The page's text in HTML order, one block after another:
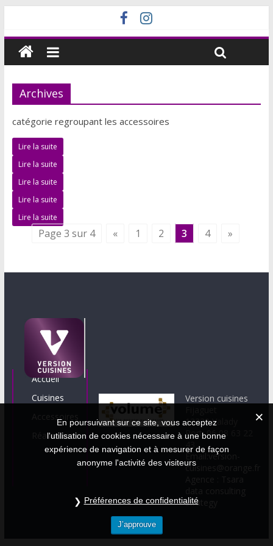
Archives
catégorie regroupant les accessoires
Lire la suite
Lire la suite
Lire la suite
Lire la suite
Lire la suite
Page 3 sur 4 « 1 2 3 4 »
Accueil
Cuisines
Accessoires
Réalisations
Version cuisines
12330 Valady
Port. 06 08 63 22
Email:version-
cuisines@orange.fr
strategy
En poursuivant sur ce site, vous acceptez
l'utilisation de cookies nécessaire à une bonne
expérience de navigation et à mesurer de façon
anonyme l'activité des visiteurs
Préférences de confidentialité
J’approuve